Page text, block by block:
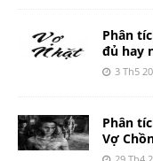
Phân
đủ hay
3 Th5
Phân
Vợ